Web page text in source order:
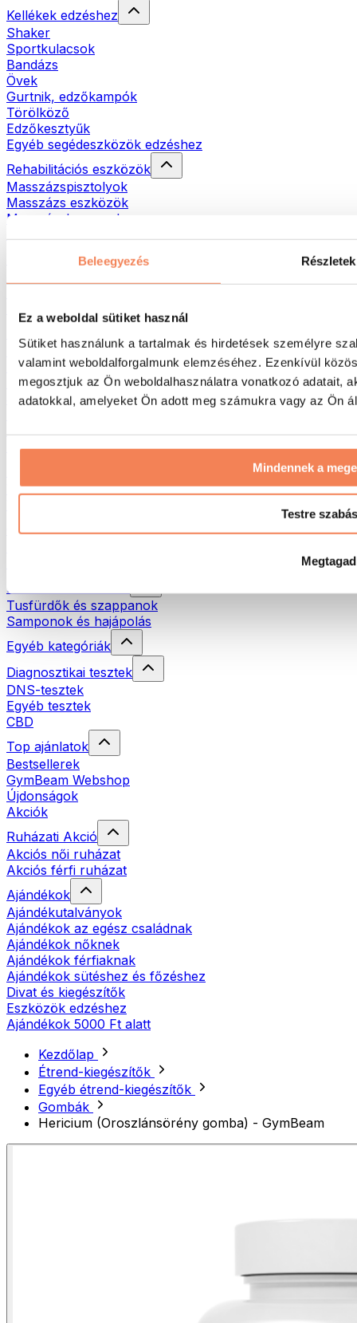
Beleegyezés Részletek
Ez a weboldal sütiket használ
Sütiket használunk a tartalmak és hirdetések személyre
valamint weboldalforgalmunk elemzéséhez. Ezenkívül
megosztjuk az Ön weboldalhasználatra vonatkozó adatait,
adatokkal, amelyeket Ön adott meg számukra vagy az Ön
Mindennek a
Testre szabás
Megtagad
Kellékek edzéshez
Shaker
Sportkulacsok
Bandázs
Övek
Gurtnik, edzőkampók
Törölköző
Edzőkesztyűk
Egyéb segédeszközök edzéshez
Rehabilitációs eszközök
Masszázspisztolyok
Masszázs eszközök
Masszázshengerek
Táskák & hátizsákok
Hátizsákok
Futás
Küzdősportok
Kerékpározás
Jóga és pilates
Úszás
Túrázás
Vörösfény-terápia
Öko háztartás
Natúrkozmetikumok
Tusfürdők és szappanok
Samponok és hajápolás
Egyéb kategóriák
Diagnosztikai tesztek
DNS-tesztek
Egyéb tesztek
CBD
Top ajánlatok
Bestsellerek
GymBeam Webshop
Újdonságok
Akciók
Ruházati Akció
Akciós női ruházat
Akciós férfi ruházat
Ajándékok
Ajándékutalványok
Ajándékok az egész családnak
Ajándékok nőknek
Ajándékok férfiaknak
Ajándékok sütéshez és főzéshez
Divat és kiegészítők
Eszközök edzéshez
Ajándékok 5000 Ft alatt
Kezdőlap
Étrend-kiegészítők
Egyéb étrend-kiegészítők
Gombák
Hericium (Oroszlánsörény gomba) - GymBeam